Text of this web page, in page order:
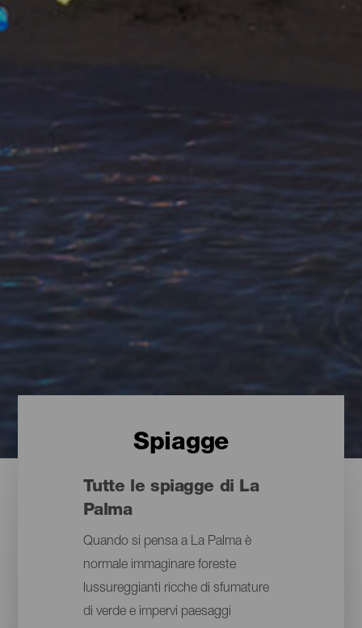
Spiagge
Tutte le spiagge di La
Palma
Quando si pensa a La Palma è
normale immaginare foreste
lussureggianti ricche di sfumature
di verde e impervi paesaggi